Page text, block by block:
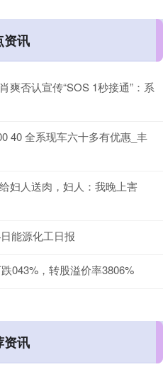
资讯
爽否认宣传“SOS 1秒接通”：系
40 全系现车六十多有优惠_丰
妇人送肉，妇人：我晚上害
能源化工日报
043%，转股溢价率3806%
资讯